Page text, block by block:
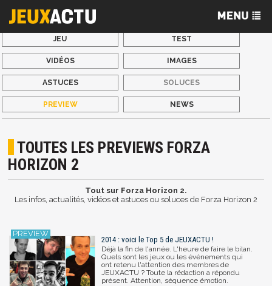
JEU TEST
VIDÉOS IMAGES
ASTUCES SOLUCES
PREVIEW NEWS
TOUTES LES PREVIEWS FORZA
HORIZON 2
Tout sur Forza Horizon 2.
Les infos, actualités, vidéos et astuces ou soluces de Forza Horizon 2
2014 : voici le Top 5 de JEUXACTU !
Déjà la fin de l'année. L'heure de faire le bilan.
Quels sont les jeux ou les événements qui
ont retenu l'attention des membres de
JEUXACTU ? Toute la rédaction a répondu
présent. Attention, séquence émotion.